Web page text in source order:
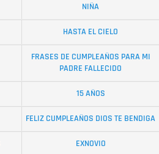
NIÑA
HASTA EL CIELO
FRASES DE CUMPLEAÑOS PARA MI
PADRE FALLECIDO
15 AÑOS
FELIZ CUMPLEAÑOS DIOS TE BENDIGA
EXNOVIO